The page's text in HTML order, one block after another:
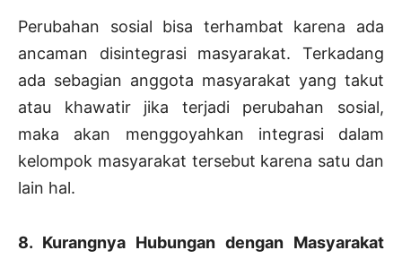
Perubahan sosial bisa terhambat karena ada
ancaman disintegrasi masyarakat. Terkadang
ada sebagian anggota masyarakat yang takut
atau khawatir jika terjadi perubahan sosial,
maka akan menggoyahkan integrasi dalam
kelompok masyarakat tersebut karena satu dan
lain hal.
8. Kurangnya Hubungan dengan Masyarakat